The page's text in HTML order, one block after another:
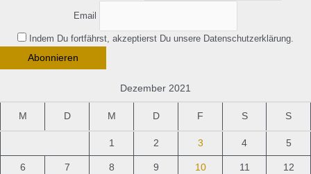
Email
Indem Du fortfährst, akzeptierst Du unsere Datenschutzerklärung.
Dezember 2021
M D M D F S S
1 2 3 4 5
6 7 8 9 10 11 12